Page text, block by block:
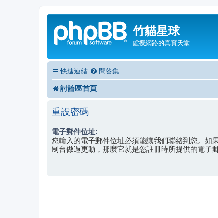
竹貓星球
虛擬網路的真實天堂
快速連結 問答集
討論區首頁
重設密碼
電子郵件位址:
您輸入的電子郵件位址必須能讓我們聯絡到您。如
制台做過更動，那麼它就是您註冊時所提供的電子郵